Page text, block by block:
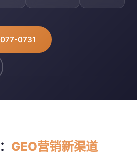
0731
GEO营销新渠道